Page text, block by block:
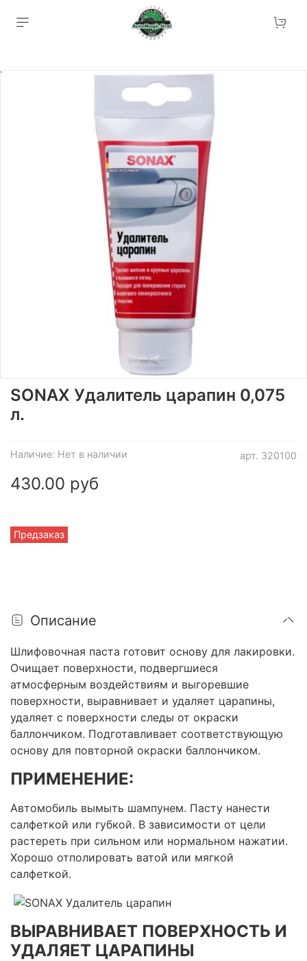
арт. 320100
Наличие: Нет в наличии
Предзаказ
SONAX Удалитель царапин 0,075
л.
430.00 руб
Описание
Шлифовочная паста готовит основу для лакировки.
Очищает поверхности, подвергшиеся
атмосферным воздействиям и выгоревшие
поверхности, выравнивает и удаляет царапины,
удаляет с поверхности следы от окраски
баллончиком. Подготавливает соответствующую
основу для повторной окраски баллончиком.
ПРИМЕНЕНИЕ:
Автомобиль вымыть шампунем. Пасту нанести
салфеткой или губкой. В зависимости от цели
растереть при сильном или нормальном нажатии.
Хорошо отполировать ватой или мягкой
салфеткой.
ВЫРАВНИВАЕТ ПОВЕРХНОСТЬ И
УДАЛЯЕТ ЦАРАПИНЫ